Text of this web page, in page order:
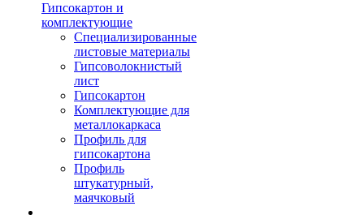
Гипсокартон и
комплектующие
Специализированные
листовые материалы
Гипсоволокнистый
лист
Гипсокартон
Комплектующие для
металлокаркаса
Профиль для
гипсокартона
Профиль
штукатурный,
маячковый